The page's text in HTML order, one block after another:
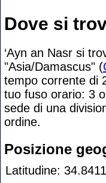
Dove si
‘Ayn an Nasr si
"Asia/Damascus" (
tempo corrente di
tuo fuso orario: 3
sede di una
ordine.
Posizione
Latitudine: